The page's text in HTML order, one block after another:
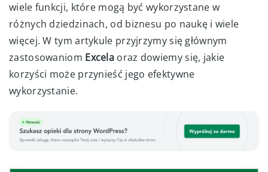
wiele funkcji, które mogą być wykorzystane w
różnych dziedzinach, od biznesu po naukę i wiele
więcej. W tym artykule przyjrzymy się głównym
zastosowaniom Excela oraz dowiemy się, jakie
korzyści może przynieść jego efektywne
wykorzystanie.